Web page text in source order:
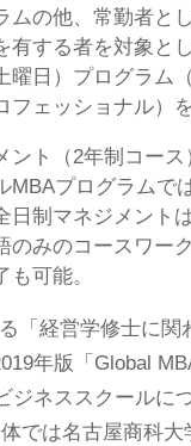
ムの他、常勤者と
有する者を対象と
曜日）プログラム
フェッショナル）を
ント（2年制コース
MBAプログラムで
日制マネジメント
のみのコースワー
可能。
「経営学修士に関
年版「Global
ジネススクールに
では名古屋商科大